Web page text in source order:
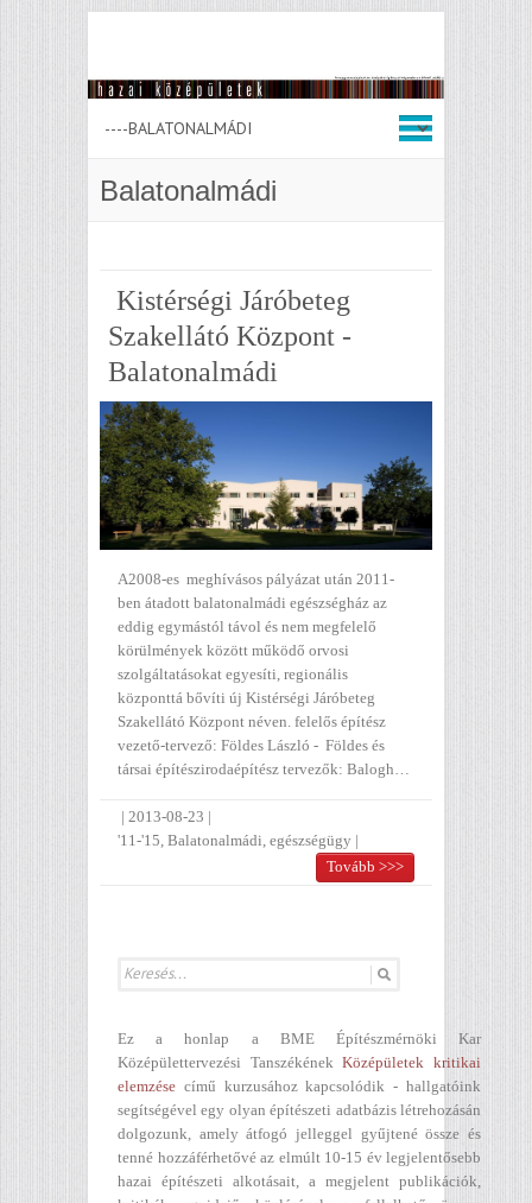
Balatonalmádi
Kistérségi Járóbeteg
Szakellátó Központ -
Balatonalmádi
A2008-es meghívásos pályázat után 2011-
ben átadott balatonalmádi egészségház az
eddig egymástól távol és nem megfelelő
körülmények között működő orvosi
szolgáltatásokat egyesíti, regionális
központtá bővíti új Kistérségi Járóbeteg
Szakellátó Központ néven. felelős építész
vezető-tervező: Földes László - Földes és
társai építészirodaépítész tervezők: Balogh…
| 2013-08-23 |
'11-'15, Balatonalmádi, egészségügy |
Tovább >>>
Ez a honlap a BME Építészmérnöki Kar
Középülettervezési TanszékénekKözépületek kritikai
elemzése című kurzusához kapcsolódik - hallgatóink
segítségével egy olyan építészeti adatbázis létrehozásán
dolgozunk, amely átfogó jelleggel gyűjtené össze és
tenné hozzáférhetővé az elmúlt 10-15 év legjelentősebb
hazai építészeti alkotásait, a megjelent publikációk,